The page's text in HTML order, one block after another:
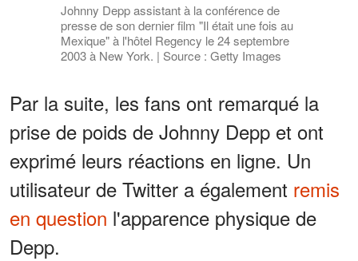
Johnny Depp assistant à la conférence de
presse de son dernier film "Il était une fois au
Mexique" à l'hôtel Regency le 24 septembre
2003 à New York. | Source : Getty Images
Par la suite, les fans ont remarqué la
prise de poids de Johnny Depp et ont
exprimé leurs réactions en ligne. Un
utilisateur de Twitter a également remis
en question l'apparence physique de
Depp.